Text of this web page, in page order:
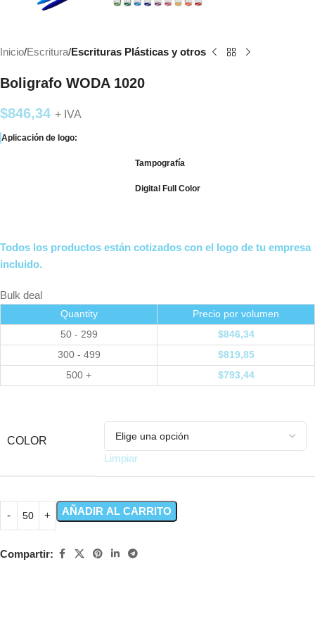
Inicio Escritura Escrituras Plásticas y otros
Boligrafo WODA 1020
$846,34 + IVA
Aplicación de logo:
Tampografía
Digital Full Color
Todos los productos están cotizados con el logo de tu empresa
incluido.
Bulk deal
Quantity
Precio por volumen
50 - 299
$846,34
300 - 499
$819,85
500 +
$793,44
COLOR
Limpiar
AÑADIR AL CARRITO
Compartir: